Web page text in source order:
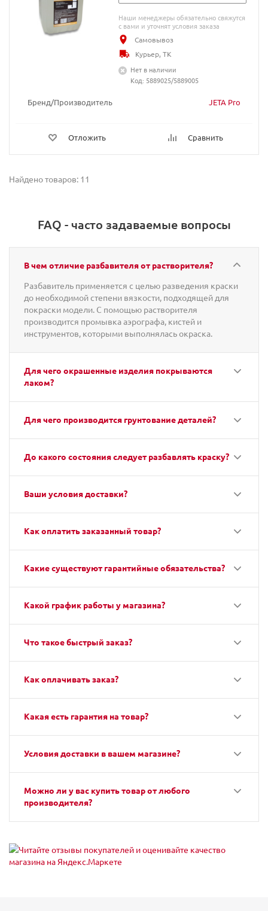
Бренд/Производитель JETA Pro
Отложить Сравнить
Наши менеджеры обязательно свяжутся
с вами и уточнят условия заказа
Самовывоз
Курьер, ТК
Нет в наличии
Код: 5889025/5889005
Найдено товаров: 11
FAQ - часто задаваемые вопросы
В чем отличие разбавителя от растворителя?
Разбавитель применяется с целью разведения краски
до необходимой степени вязкости, подходящей для
покраски модели. С помощью растворителя
производится промывка аэрографа, кистей и
инструментов, которыми выполнялась окраска.
Для чего окрашенные изделия покрываются
лаком?
Для чего производится грунтование деталей?
До какого состояния следует разбавлять краску?
Ваши условия доставки?
Как оплатить заказанный товар?
Какие существуют гарантийные обязательства?
Какой график работы у магазина?
Что такое быстрый заказ?
Как оплачивать заказ?
Какая есть гарантия на товар?
Условия доставки в вашем магазине?
Можно ли у вас купить товар от любого
производителя?